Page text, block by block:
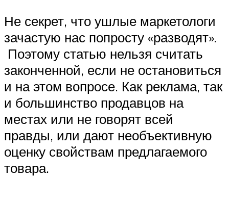
Не секрет, что ушлые маркетологи
зачастую нас попросту «разводят».
Поэтому статью нельзя считать
законченной, если не остановиться
и на этом вопросе. Как реклама, так
и большинство продавцов на
местах или не говорят всей
правды, или дают необъективную
оценку свойствам предлагаемого
товара.